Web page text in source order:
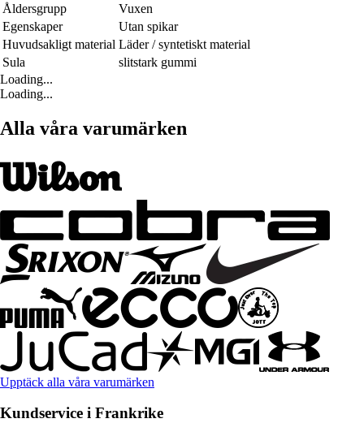
Åldersgrupp
Vuxen
Egenskaper
Utan spikar
Huvudsakligt material Läder / syntetiskt material
Sula
slitstark gummi
Loading...
Loading...
Alla våra varumärken
Upptäck alla våra varumärken
Kundservice i Frankrike